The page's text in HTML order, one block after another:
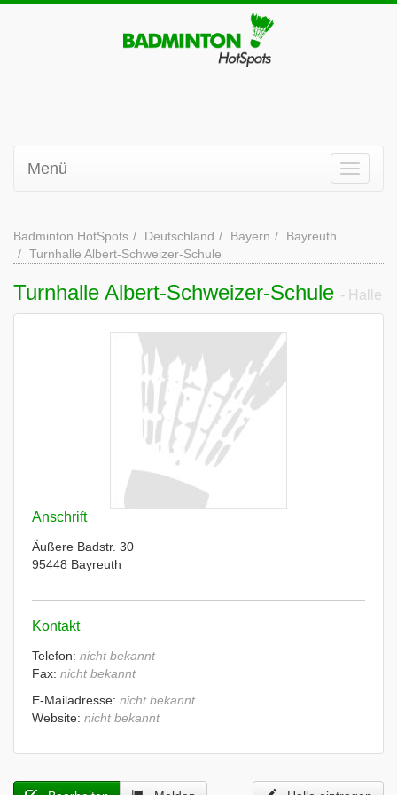
Menü
Badminton HotSpots Deutschland Bayern
Bayreuth
Turnhalle Albert-Schweizer-Schule
Turnhalle Albert-Schweizer-Schule - Halle
Anschrift
Äußere Badstr. 30
95448 Bayreuth
Kontakt
Telefon: nicht bekannt
Fax: nicht bekannt
E-Mailadresse: nicht bekannt
Website: nicht bekannt